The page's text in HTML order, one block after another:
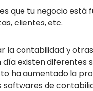
que tu negocio está
clientes, etc.
la contabilidad y
día existen
ha aumentado la
de